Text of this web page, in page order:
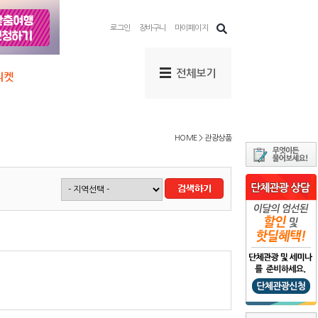
로그인 장바구니 마이페이지
HOME > 관광상품